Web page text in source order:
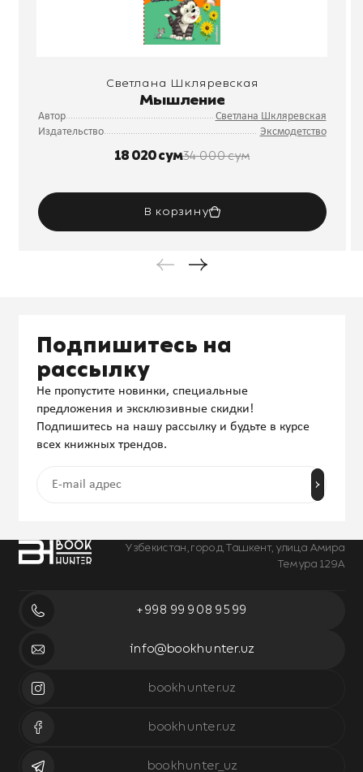
Светлана Шкляревская
Мышление
Автор
Светлана Шкляревская
Издательство
Эксмодетство
18 020 сум34 000 сум
В корзину
Узбекистан, город Ташкент, улица Амира
Темура 129А
+998 99 908 95 99
info@bookhunter.uz
bookhunter.uz
bookhunter.uz
bookhunter_uz
Подпишитесь на
рассылку
Не пропустите новинки, специальные
предложения и эксклюзивные скидки!
Подпишитесь на нашу рассылку и будьте в курсе
всех книжных трендов.